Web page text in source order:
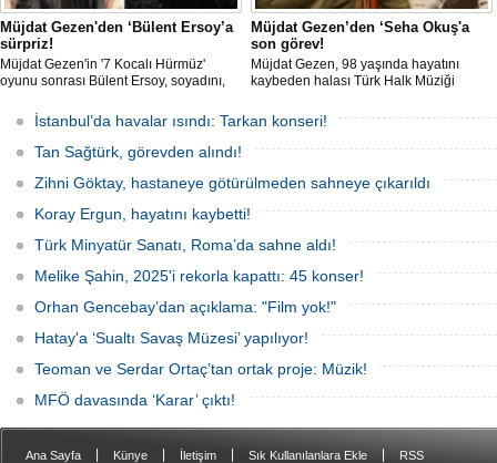
Müjdat Gezen'den ‘Bülent Ersoy’a
sürpriz!
Müjdat Gezen'in '7 Kocalı Hürmüz'
oyunu sonrası Bülent Ersoy, soyadını,
"Müjdat, 'Erkoç çok sert geldi, biraz
yumuşatalım' dedi. Halbuki ben zaten
yumuşaktım" ifadelerini kullandı. Öte
yandan Müjdat Gezen de Gırgıriye'nin
assolistinin Ersoy olacağını açıkladı.
Müjdat Gezen’den ‘Seha Okuş'a
son görev!
Müjdat Gezen, 98 yaşında hayatını
kaybeden halası Türk Halk Müziği
katıldı. Taziye dileklerini ilettikten sonra
rahatsızlığı nedeniyle alandan ayrılan
usta oyuncunun maske taktığı görüldü.
İstanbul’da havalar ısındı: Tarkan konseri!
Tan Sağtürk, görevden alındı!
Zihni Göktay, hastaneye götürülmeden sahneye çıkarıldı
Koray Ergun, hayatını kaybetti!
Türk Minyatür Sanatı, Roma’da sahne aldı!
Melike Şahin, 2025'i rekorla kapattı: 45 konser!
Orhan Gencebay’dan açıklama: "Film yok!"
Hatay'a ‘Sualtı Savaş Müzesi’ yapılıyor!
Teoman ve Serdar Ortaç’tan ortak proje: Müzik!
MFÖ davasında ‘Karar’ çıktı!
Ana Sayfa Künye İletişim Sık Kullanılanlara Ekle RSS